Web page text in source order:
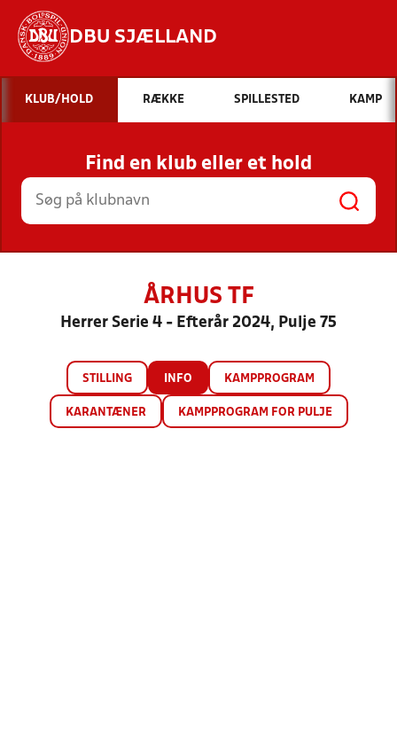
DBU SJÆLLAND
Hvad vil du søge efter?
INDHOLD OG NYHEDER
STILLINGER, RESULTATER, KLUBBER OG
HOLD
KLUB/HOLD RÆKKE SPILLESTED KAMP
Find en klub eller et hold
ÅRHUS TF
Herrer Serie 4 - Efterår 2024, Pulje 75
STILLING INFO KAMPPROGRAM
KARANTÆNER KAMPPROGRAM FOR PULJE